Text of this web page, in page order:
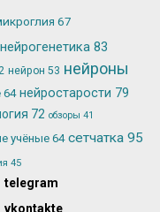
67
нейрогенетика 83
нейрон 53 нейроны
64 нейростарости 79
72 обзоры 41
учёные64 сетчатка 95
45
telegram
vkontakte